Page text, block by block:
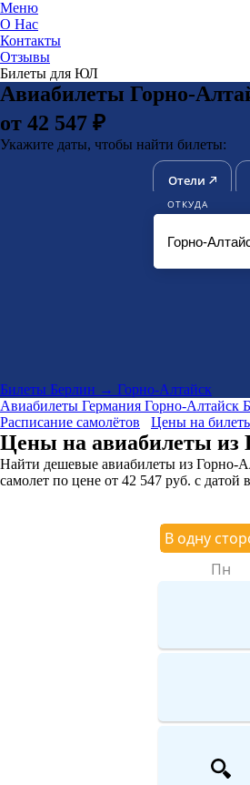
Меню
О Нас
Контакты
Отзывы
Билеты для ЮЛ
Авиабилеты Горно-
от 42 547 ₽
Укажите даты, чтобы найти билеты:
Отели
ОТКУДА
Билеты Берлин → Горно-Алтайск
Авиабилеты Германия Горно-Алтайск
Расписание самолётов
Цены на
Цены на авиабилеты из
Найти дешевые авиабилеты из Горно-
самолет по цене от 42 547 руб. с датой
В одну
Пн